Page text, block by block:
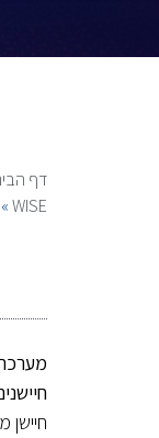
דף
WISE
»